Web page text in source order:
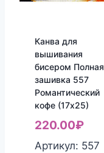
Канва для
вышивания
бисером Полная
зашивка 557
Романтический
кофе (17х25)
220.00₽
Артикул: 557